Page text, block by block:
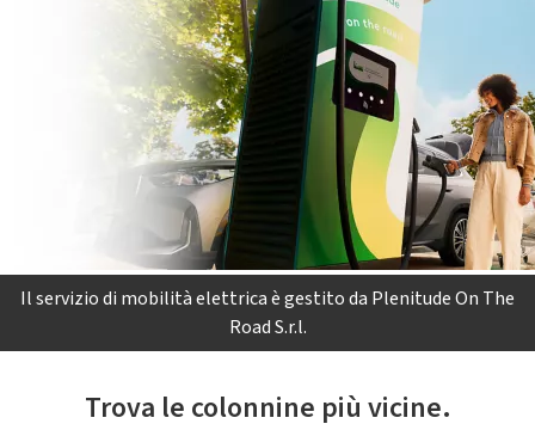
Il servizio di mobilità elettrica è gestito da Plenitude On The
Road S.r.l.
Trova le colonnine più vicine.